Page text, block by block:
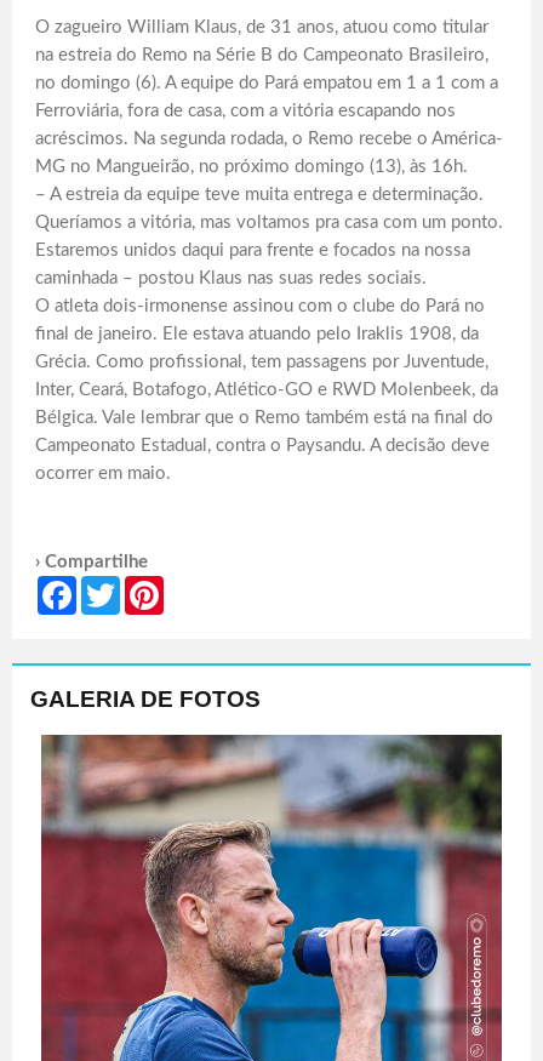
O zagueiro William Klaus, de 31 anos, atuou como titular
na estreia do Remo na Série B do Campeonato Brasileiro,
no domingo (6). A equipe do Pará empatou em 1 a 1 com a
Ferroviária, fora de casa, com a vitória escapando nos
acréscimos. Na segunda rodada, o Remo recebe o América-
MG no Mangueirão, no próximo domingo (13), às 16h.
– A estreia da equipe teve muita entrega e determinação.
Queríamos a vitória, mas voltamos pra casa com um ponto.
Estaremos unidos daqui para frente e focados na nossa
caminhada – postou Klaus nas suas redes sociais.
O atleta dois-irmonense assinou com o clube do Pará no
final de janeiro. Ele estava atuando pelo Iraklis 1908, da
Grécia. Como profissional, tem passagens por Juventude,
Inter, Ceará, Botafogo, Atlético-GO e RWD Molenbeek, da
Bélgica. Vale lembrar que o Remo também está na final do
Campeonato Estadual, contra o Paysandu. A decisão deve
ocorrer em maio.
› Compartilhe
FacebookTwitter
GALERIA DE FOTOS